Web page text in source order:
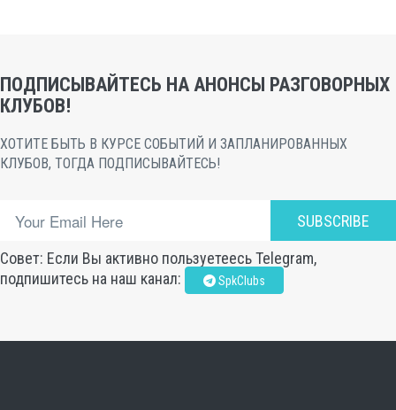
ПОДПИСЫВАЙТЕСЬ НА АНОНСЫ РАЗГОВОРНЫХ
КЛУБОВ!
ХОТИТЕ БЫТЬ В КУРСЕ СОБЫТИЙ И ЗАПЛАНИРОВАННЫХ
КЛУБОВ, ТОГДА ПОДПИСЫВАЙТЕСЬ!
SUBSCRIBE
Совет: Если Вы активно пользуетеесь Telegram,
подпишитесь на наш канал:
SpkClubs